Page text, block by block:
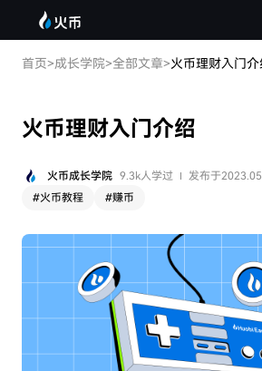
首页>成长学院>全部文章>火币理财入门介
火币理财入门介绍
火币成长学院 9.3k人学过 发布于
#火币教程 #赚币